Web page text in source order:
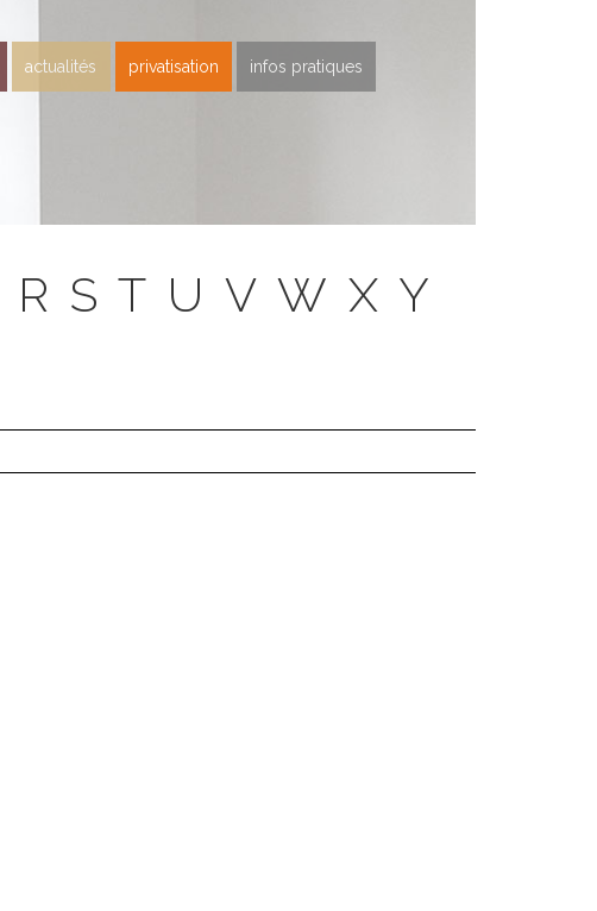
actualités privatisation infos pratiques
R S T U V W X Y